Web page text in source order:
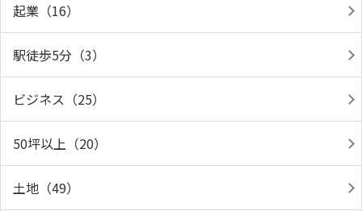
起業（16）
駅徒歩5分（3）
ビジネス（25）
50坪以上（20）
土地（49）